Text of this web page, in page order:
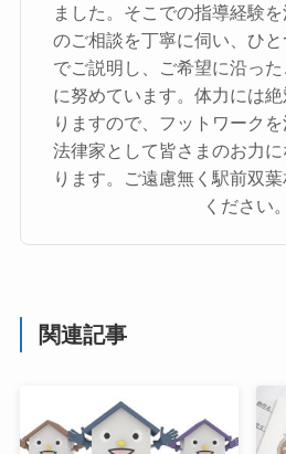
ました。そこでの指導経験
のご相談を丁寧に伺い、ひ
でご説明し、ご希望に沿っ
に努めています。体力には
りますので、フットワーク
法律家として皆さまのお力
ります。ご遠慮無く駅前双
ください。
関連記事